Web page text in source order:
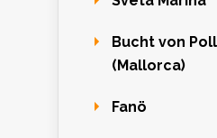
Bucht von
(Mallorca)
Fanö